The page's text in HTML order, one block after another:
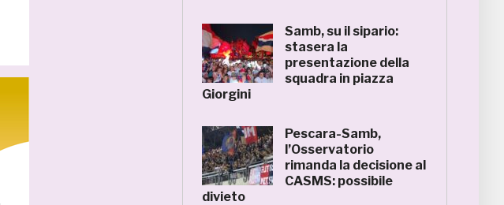
Samb, su il sipario:
stasera la
presentazione della
squadra in piazza
Giorgini
Pescara-Samb,
l’Osservatorio
rimanda la decisione al
CASMS: possibile
divieto